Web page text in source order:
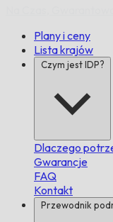
Plany i ceny
Lista krajów
Czym jest IDP?
Dlaczego
Gwarancje
FAQ
Kontakt
Przewodnik